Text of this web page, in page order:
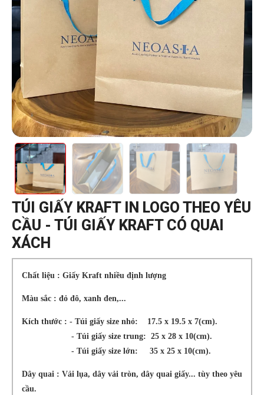
TÚI GIẤY KRAFT IN LOGO THEO YÊU
CẦU - TÚI GIẤY KRAFT CÓ QUAI
XÁCH
Chất liệu : Giấy Kraft nhiều định lượng
Màu sắc : đỏ đô, xanh đen,...
Kích thước : - Túi giấy size nhỏ: 17.5 x 19.5 x 7(cm).
- Túi giấy size trung: 25 x 28 x 10(cm).
- Túi giấy size lớn: 35 x 25 x 10(cm).
Dây quai : Vải lụa, dây vải tròn, dây quai giấy... tùy theo yêu
cầu.